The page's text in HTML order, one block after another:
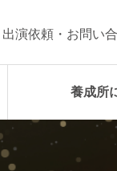
出演依頼・お問い
養成所